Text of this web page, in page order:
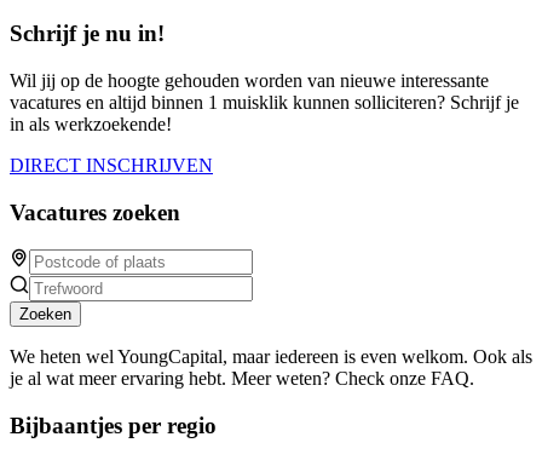
Schrijf je nu in!
Wil jij op de hoogte gehouden worden van nieuwe interessante
vacatures en altijd binnen 1 muisklik kunnen solliciteren? Schrijf je
in als werkzoekende!
DIRECT INSCHRIJVEN
Vacatures zoeken
Zoeken
We heten wel YoungCapital, maar iedereen is even welkom. Ook als
je al wat meer ervaring hebt. Meer weten? Check onze FAQ.
Bijbaantjes per regio